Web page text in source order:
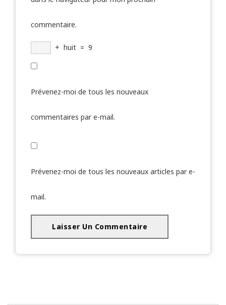
commentaire.
+ huit = 9
Prévenez-moi de tous les nouveaux
commentaires par e-mail.
Prévenez-moi de tous les nouveaux articles par e-
mail.